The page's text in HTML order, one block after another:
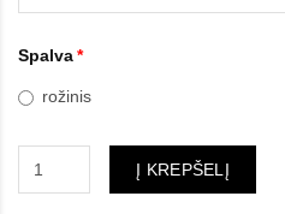
Spalva
rožinis
Į KREPŠELĮ